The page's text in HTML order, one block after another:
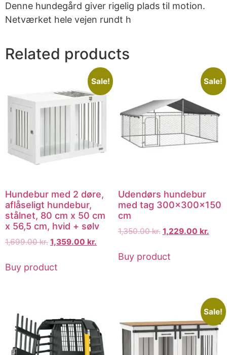
Denne hundegård giver rigelig plads til motion.
Netværket hele vejen rundt h
Related products
Sale!
Hundebur med 2 døre,
aflåseligt hundebur,
stålnet, 80 cm x 50 cm
x 56,5 cm, hvid + sølv
1,699.00kr. 1,359.00 kr.
Buy product
Sale!
Udendørs hundebur
med tag 300x300x150
cm
1,350.00kr. 1,229.00 kr.
Buy product
Sale!